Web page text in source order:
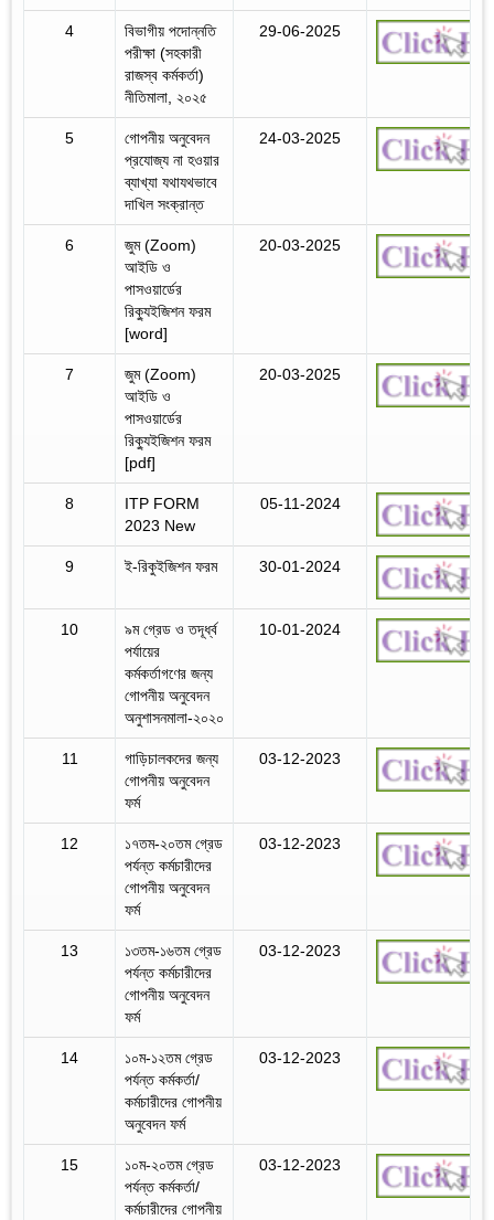
4
বিভাগীয় পদোন্নতি
পরীক্ষা (সহকারী
রাজস্ব কর্মকর্তা)
নীতিমালা, ২০২৫
29-06-2025
5
গোপনীয় অনুবেদন
প্রযোজ্য না হওয়ার
ব্যাখ্যা যথাযথভাবে
দাখিল সংক্রান্ত
24-03-2025
6
জুম (Zoom)
আইডি ও
পাসওয়ার্ডের
রিক্যুইজিশন ফরম
[word]
20-03-2025
7
জুম (Zoom)
আইডি ও
পাসওয়ার্ডের
রিক্যুইজিশন ফরম
[pdf]
20-03-2025
8
ITP FORM
2023 New
05-11-2024
9 ই-রিকুইজিশন ফরম 30-01-2024
10
৯ম গ্রেড ও তদূর্ধ্ব
পর্যায়ের
কর্মকর্তাগণের জন্য
গোপনীয় অনুবেদন
অনুশাসনমালা-২০২০
10-01-2024
11
গাড়িচালকদের জন্য
গোপনীয় অনুবেদন
ফর্ম
03-12-2023
12
১৭তম-২০তম গ্রেড
পর্যন্ত কর্মচারীদের
গোপনীয় অনুবেদন
ফর্ম
03-12-2023
13
১৩তম-১৬তম গ্রেড
পর্যন্ত কর্মচারীদের
গোপনীয় অনুবেদন
ফর্ম
03-12-2023
14
১০ম-১২তম গ্রেড
পর্যন্ত কর্মকর্তা/
কর্মচারীদের গোপনীয়
অনুবেদন ফর্ম
03-12-2023
15
১০ম-২০তম গ্রেড
পর্যন্ত কর্মকর্তা/
কর্মচারীদের গোপনীয়
03-12-2023